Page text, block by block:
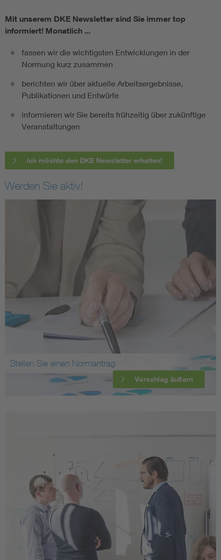
Mit unserem DKE Newsletter sind Sie immer top
informiert! Monatlich ...
fassen wir die wichtigsten Entwicklungen in der
Normung kurz zusammen
berichten wir über aktuelle Arbeitsergebnisse,
Publikationen und Entwürfe
informieren wir Sie bereits frühzeitig über zukünftige
Veranstaltungen
Ich möchte den DKE Newsletter erhalten!
Werden Sie aktiv!
Stellen Sie einen Normantrag
Vorschlag äußern